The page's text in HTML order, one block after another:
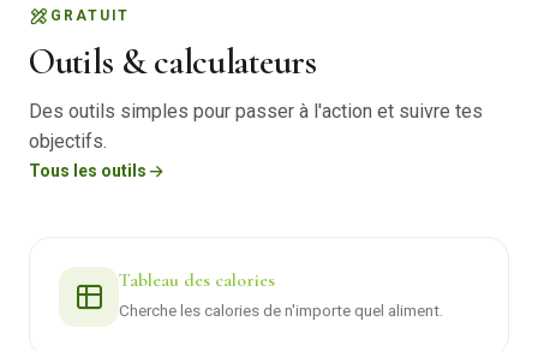
GRATUIT
Outils & calculateurs
Des outils simples pour passer à l'action et suivre tes
objectifs.
Tous les outils
Tableau des calories
Cherche les calories de n'importe quel aliment.